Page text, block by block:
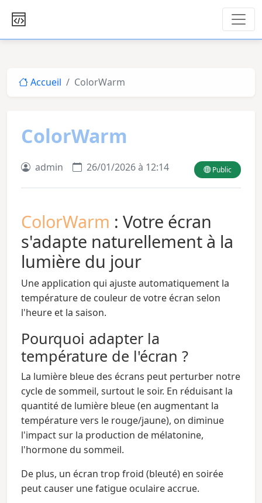
Accueil ColorWarm
ColorWarm
admin 26/01/2026 à 12:14 Public
ColorWarm : Votre écran
s'adapte naturellement à la
lumière du jour
Une application qui ajuste automatiquement la
température de couleur de votre écran selon
l'heure et la saison.
Pourquoi adapter la
température de l'écran ?
La lumière bleue des écrans peut perturber notre
cycle de sommeil, surtout le soir. En réduisant la
quantité de lumière bleue (en augmentant la
température vers le rouge/jaune), on diminue
l'impact sur la production de mélatonine,
l'hormone du sommeil.
De plus, un écran trop froid (bleuté) en soirée
peut causer une fatigue oculaire accrue.